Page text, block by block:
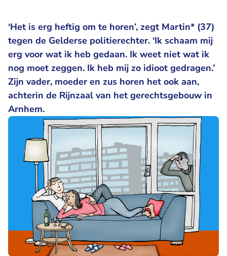
‘Het is erg heftig om te horen’, zegt Martin* (37)
tegen de Gelderse politierechter. ‘Ik schaam mij
erg voor wat ik heb gedaan. Ik weet niet wat ik
nog moet zeggen. Ik heb mij zo idioot gedragen.’
Zijn vader, moeder en zus horen het ook aan,
achterin de Rijnzaal van het gerechtsgebouw in
Arnhem.